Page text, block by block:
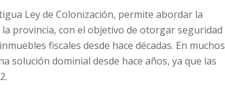
Ley de Colonización, permite abordar la
provincia, con el objetivo de otorgar seguridad
fiscales desde hace décadas. En muchos
solución dominial desde hace años, ya que las